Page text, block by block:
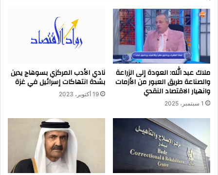
ملاك عبد الله: العودة إلى الزراعة
والصناعة طريق العبور من الأزمات
وانهيار الاقتصاد النقدي
1 سبتمبر، 2025
نادي الأدب المركزي بسوهاج يدين
بشدة انتهاكات إسرائيل في غزة
19 أكتوبر، 2023